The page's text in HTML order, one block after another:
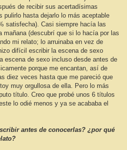
de recibir sus acertadísimas
hasta dejarlo lo más aceptable
satisfecha). Casi siempre hacía las
mañana (descubrí que si lo hacía por las
mi relato; lo arruinaba en vez de
difícil escribir la escena de sexo
escena de sexo incluso desde antes de
porque me encantan, así de
diez veces hasta que me pareció que
muy orgullosa de ella. Pero lo más
título. Creo que probé unos 6 títulos
lo odié menos y ya se acababa el
antes de conocerlas? ¿por qué